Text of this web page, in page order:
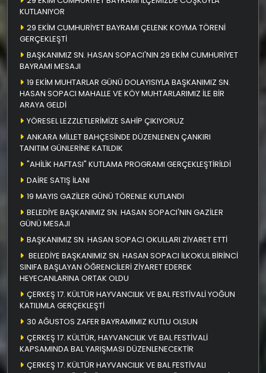
KUTLANIYOR
29 EKİM CUMHURİYET BAYRAMI ÇELENK KOYMA TÖRENİ
GERÇEKLEŞTİ
BAŞKANIMIZ SN. HASAN SOPACI'NIN 29 EKİM CUMHURİYET
BAYRAMI MESAJI
19 EKİM MUHTARLAR GÜNÜ DOLAYISIYLA BAŞKANIMIZ SN.
HASAN SOPACI MAHALLE VE KÖY MUHTARLARIMIZ İLE BİR
ARAYA GELDİ
YÖRESEL LEZZLETLERİMİZE SAHİP ÇIKIYORUZ
ANKARA MİLLET BAHÇESİNDE DÜZENLENEN ÇANKIRI
TANITIM GÜNLERİNE KATILDIK
"AHİLİK HAFTASI" KUTLAMA PROGRAMI GERÇEKLEŞTİRİLDİ
DAİRE SATIŞ İLANI
19 MAYIS GAZİLER GÜNÜ TÖRENLE KUTLANDI
BELEDİYE BAŞKANIMIZ SN. HASAN SOPACI'NIN GAZİLER
GÜNÜ MESAJI
BAŞKANIMIZ SN. HASAN SOPACI OKULLARI ZİYARET ETTİ
BELEDİYE BAŞKANIMIZ SN. HASAN SOPACI İLKOKUL BİRİNCİ
SINIFA BAŞLAYAN ÖĞRENCİLERİ ZİYARET EDEREK
HEYECANLARINA ORTAK OLDU
ÇERKEŞ 17. KÜLTÜR HAYVANCILIK VE BAL FESTİVALİ YOĞUN
KATILIMLA GERÇEKLEŞTİ
30 AĞUSTOS ZAFER BAYRAMIMIZ KUTLU OLSUN
ÇERKEŞ 17. KÜLTÜR, HAYVANCILIK VE BAL FESTİVALİ
KAPSAMINDA BAL YARIŞMASI DÜZENLENECEKTİR
ÇERKEŞ 17. KÜLTÜR HAYVANCILIK VE BAL FESTİVALI